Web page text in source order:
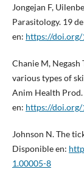
Jongejan F,
Parasitology. 19
en: https://
Chanie M, Negash
various types of
Anim Health
en: https://
Johnson N. The
Disponible en:
1.00005-8